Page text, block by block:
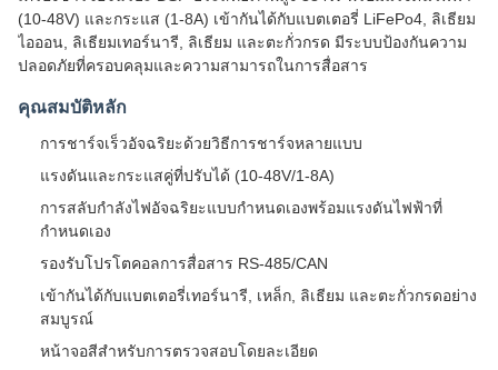
(10-48V) และกระแส (1-8A) เข้ากันได้กับแบตเตอรี่ LiFePo4, ลิเธียม
ไอออน, ลิเธียมเทอร์นารี, ลิเธียม และตะกั่วกรด มีระบบป้องกันความ
ปลอดภัยที่ครอบคลุมและความสามารถในการสื่อสาร
คุณสมบัติหลัก
การชาร์จเร็วอัจฉริยะด้วยวิธีการชาร์จหลายแบบ
แรงดันและกระแสคู่ที่ปรับได้ (10-48V/1-8A)
การสลับกำลังไฟอัจฉริยะแบบกำหนดเองพร้อมแรงดันไฟฟ้าที่
กำหนดเอง
รองรับโปรโตคอลการสื่อสาร RS-485/CAN
เข้ากันได้กับแบตเตอรี่เทอร์นารี, เหล็ก, ลิเธียม และตะกั่วกรดอย่าง
สมบูรณ์
หน้าจอสีสำหรับการตรวจสอบโดยละเอียด